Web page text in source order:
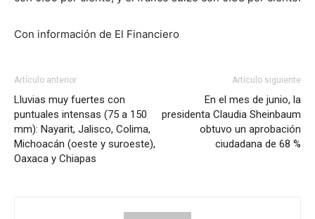
Con información de El Financiero
Artículo anterior
Lluvias muy fuertes con
puntuales intensas (75 a 150
mm): Nayarit, Jalisco, Colima,
Michoacán (oeste y suroeste),
Oaxaca y Chiapas
Artículo siguiente
En el mes de junio, la
presidenta Claudia Sheinbaum
obtuvo un aprobación
ciudadana de 68 %